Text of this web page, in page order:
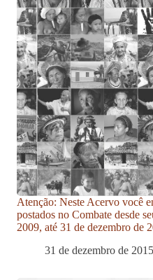
Atenção: Neste Acervo você
postados no Combate desde
2009, até 31 de dezembro de
31 de dezembro de 2015